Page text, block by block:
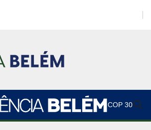
COP 30